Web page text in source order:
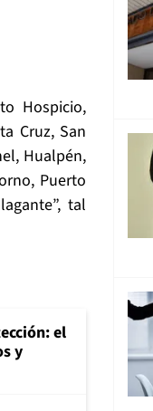
Hospicio,
Cruz, San
Hualpén,
Puerto
tal
el
y